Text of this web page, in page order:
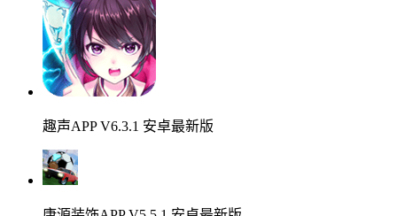
趣声APP V6.3.1 安卓最新版